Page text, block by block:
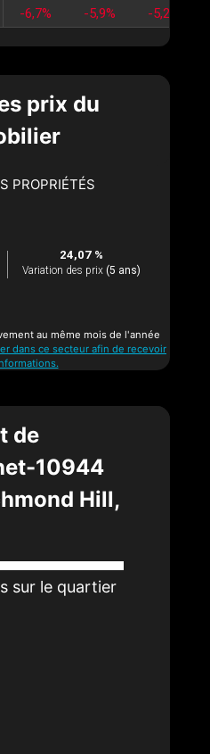
-6,7% -5,9% -5,2%
prix du
PROPRIÉTÉS
24,07 %
Variation des prix (5 ans)
au même mois de l'année
dans ce secteur afin de recevoir
de
10944
Hill,
sur le quartier